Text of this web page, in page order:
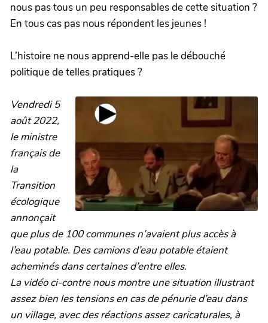
nous pas tous un peu responsables de cette situation ?
En tous cas pas nous répondent les jeunes !
L’histoire ne nous apprend-elle pas le débouché
politique de telles pratiques ?
Vendredi 5
août 2022,
le ministre
français de
la
Transition
écologique
annonçait
que plus de 100 communes n’avaient plus accès à
l’eau potable. Des camions d’eau potable étaient
acheminés dans certaines d’entre elles.
La vidéo ci-contre nous montre une situation illustrant
assez bien les tensions en cas de pénurie d’eau dans
un village, avec des réactions assez caricaturales, à